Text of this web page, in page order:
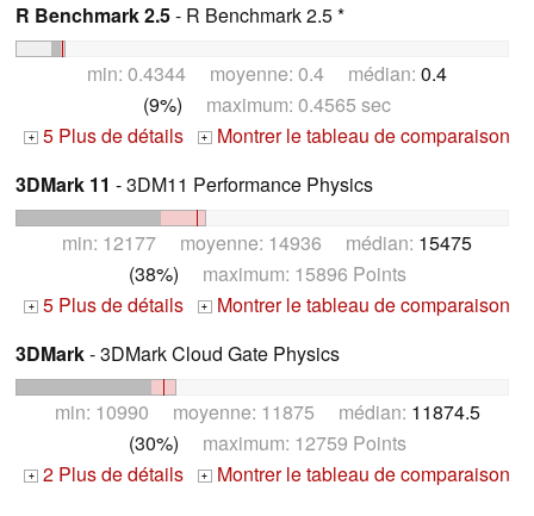
R Benchmark 2.5- R Benchmark 2.5 *
min: 0.4344 moyenne: 0.4 médian: 0.4
(9%) maximum: 0.4565 sec
+ 5 Plus de détails + Montrer le tableau de comparaison
3DMark 11 - 3DM11 Performance Physics
min: 12177 moyenne: 14936 médian: 15475
(38%) maximum: 15896 Points
+ 5 Plus de détails + Montrer le tableau de comparaison
3DMark- 3DMark Cloud Gate Physics
min: 10990 moyenne: 11875 médian: 11874.5
(30%) maximum: 12759 Points
+ 2 Plus de détails + Montrer le tableau de comparaison